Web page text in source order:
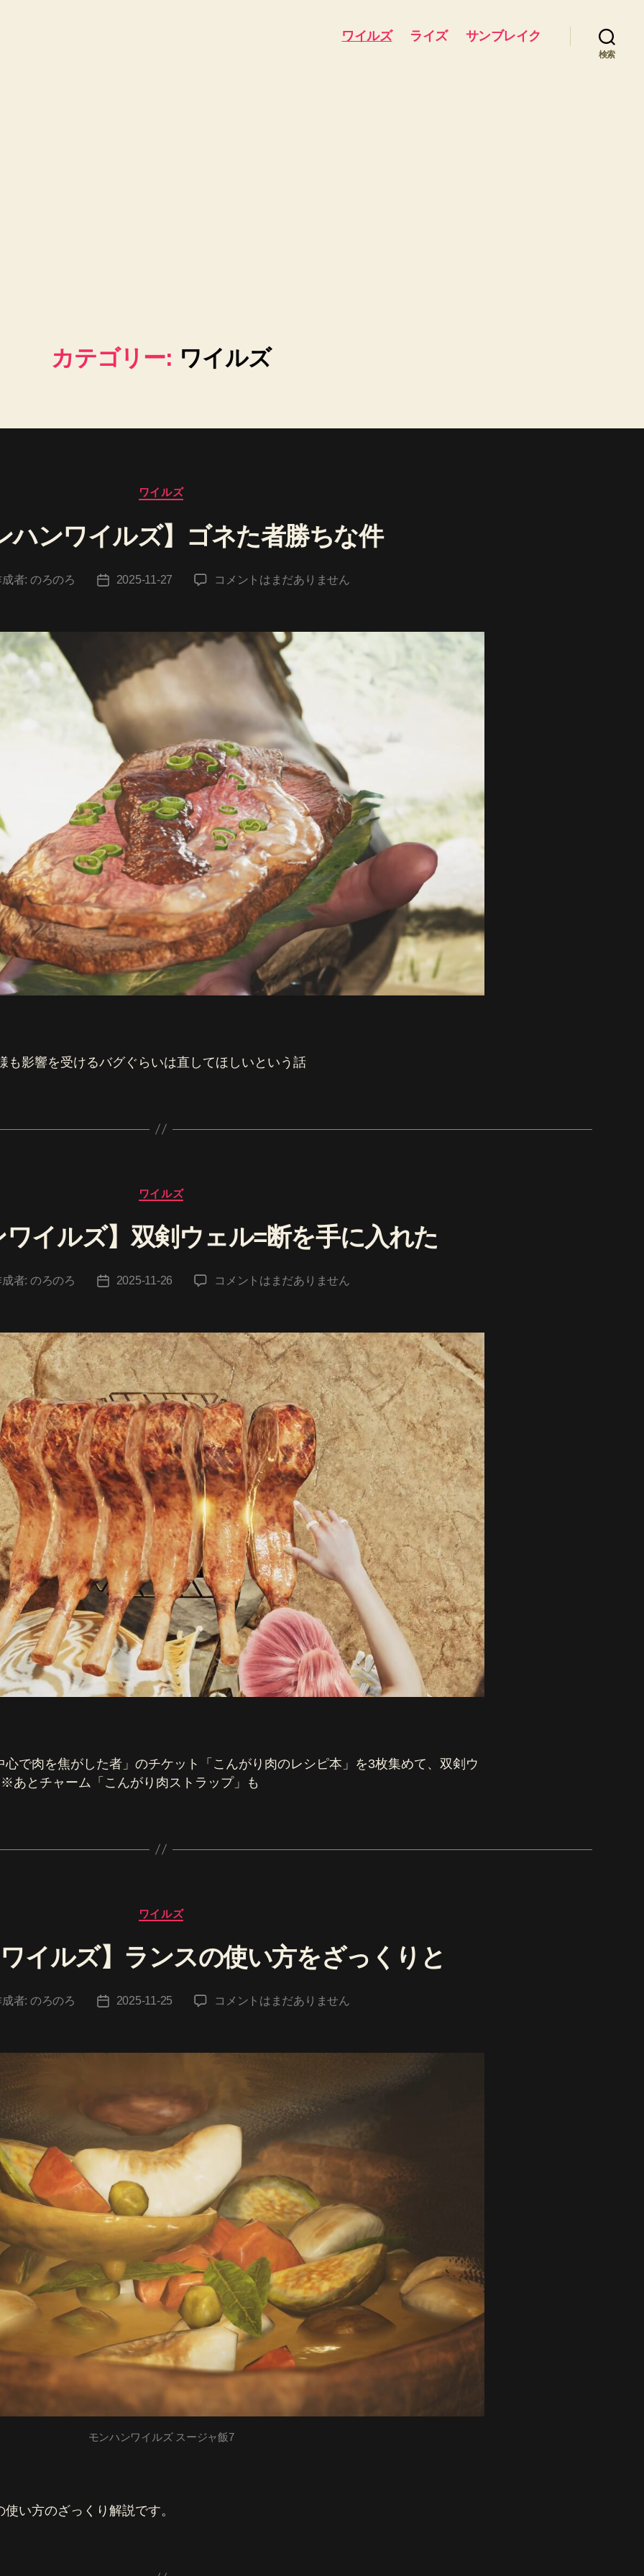
ワイルズ ライズ サンブレイク
検索
カテゴリー: ワイルズ
カ
テ
リ
ー
ワイルズ
ハンワイルズ】ゴネた者勝ちな件
者: のろのろ
投
2025-11-27
【モ
ン
ワ
た
者
勝
ち
な
件
へ
の
コメントはまだありません
も影響を受けるバグぐらいは直してほしいという話
カ
テ
リ
ー
ワイルズ
イルズ】双剣ウェル=断を手に入れた
者: のろのろ
投
2025-11-26
【モ
ン
ワ
イ
ル
ズ】
双
剣
ウ
ェ
ル
=
断
を
手
に
入
れ
た
へ
の
コメントはまだありません
で肉を焦がした者」のチケット「こんがり肉のレシピ本」を3枚集めて、双剣ウ
あとチャーム「こんがり肉ストラップ」も
カ
テ
リ
ワイルズ
イルズ】ランスの使い方をざっくりと
者: のろのろ
投
2025-11-25
【モ
ン
ラ
の
使
い
方
を
ざ
っ
く
り
へ
の
コメントはまだありません
モンハンワイルズ スージャ飯7
い方のざっくり解説です。